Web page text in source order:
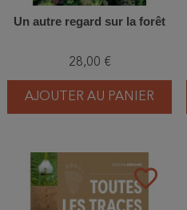
Un autre regard sur la forêt
28,00 €
AJOUTER AU PANIER
favorite_border